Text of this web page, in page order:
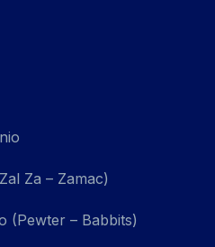
Za – Zamac)
(Pewter – Babbits)